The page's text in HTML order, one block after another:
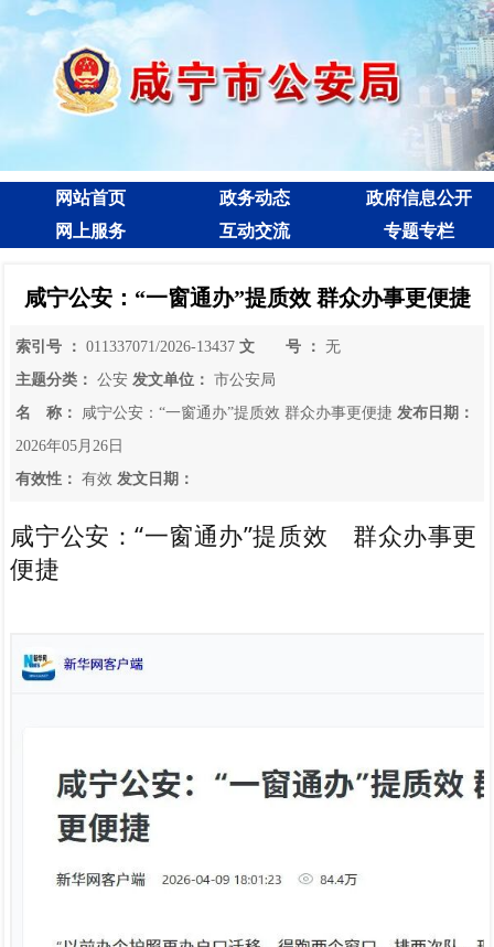
网站首页 政务动态
政府信息公开
网上服务
互动交流 专题专栏
咸宁公安：“一窗通办”提质效 群众办事更便捷
索引号 ： 011337071/2026-13437 文 号 ：
无
主题分类：
公安 发文单位：
市公安局
名 称：
咸宁公安：“一窗通办”提质效 群众办事更便捷 发布日期：
2026年05月26日
有效性：
有效 发文日期：
咸宁公安：“一窗通办”提质效  群众办事更
便捷